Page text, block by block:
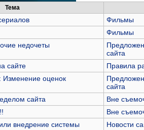
Тема
Фильмы
Фильмы
недочеты
сайта
сайте
Правила
Изменение оценок
сайта
сайта
Вне
Вне
внедрение системы
Новости